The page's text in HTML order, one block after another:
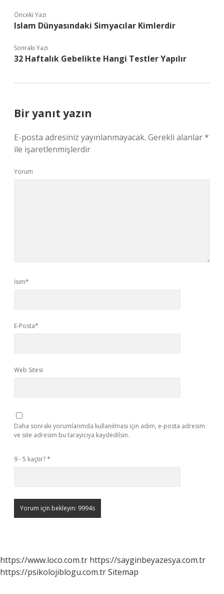
Önceki Yazı
Islam Dünyasındaki Simyacılar Kimlerdir
Sonraki Yazı
32 Haftalık Gebelikte Hangi Testler Yapılır
Bir yanıt yazın
E-posta adresiniz yayınlanmayacak. Gerekli alanlar*
ile işaretlenmişlerdir
Yorum
İsim*
E-Posta*
Web Sitesi
Daha sonraki yorumlarımda kullanılması için adım, e-posta adresim
ve site adresim bu tarayıcıya kaydedilsin.
9 - 5 kaçtır?*
https://www.loco.com.tr https://sayginbeyazesya.com.tr
https://psikolojiblogu.com.trSitemap